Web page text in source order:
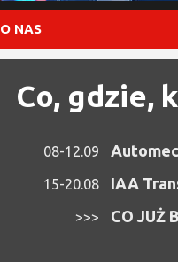
O NAS
Co, gdzie,
08-12.09
15-20.08 IAA
>>> CO JUŻ